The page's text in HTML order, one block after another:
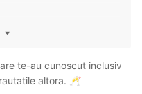
De ce insinuezi
intrebi frumos si poate
te-au cunoscut inclusiv
altora. 🥂